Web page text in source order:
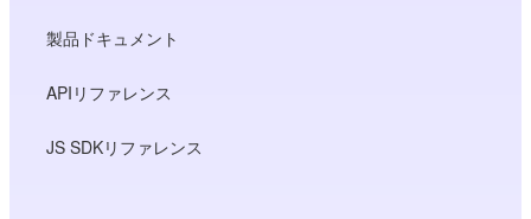
製品ドキュメント
APIリファレンス
JS SDKリファレンス